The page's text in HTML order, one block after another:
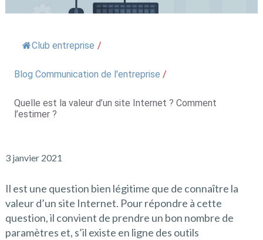
Club entreprise /
Blog Communication de l'entreprise /
Quelle est la valeur d’un site Internet ? Comment
l’estimer ?
3 janvier 2021
Il est une question bien légitime que de connaître la
valeur d’un site Internet. Pour répondre à cette
question, il convient de prendre un bon nombre de
paramètres et, s’il existe en ligne des outils